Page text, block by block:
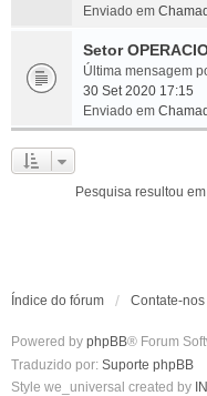
Enviado em
Setor
Última mensagem
30 Set 2020 17:15
Enviado em
Pesquisa resultou
Índice do fórum Contate-nos
Powered by phpBB® Forum
Traduzido por: Suporte phpBB
Style we_universal created by